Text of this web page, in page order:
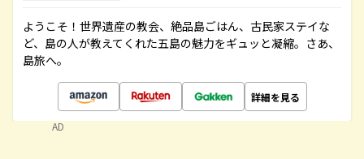
ようこそ！世界遺産の教会、絶品島ごはん、古民家ステイな
ど、島の人が教えてくれた五島の魅力をギュッと凝縮。さあ、
島旅へ。
詳細を見る
AD